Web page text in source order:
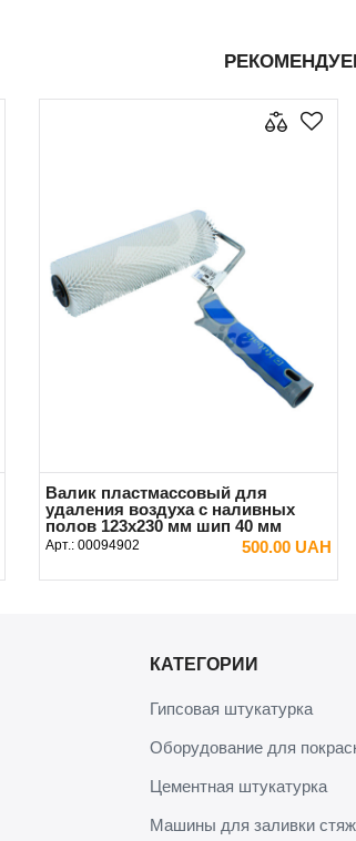
Валик пластмассовый для
удаления воздуха с наливных
полов 123х230 мм шип 40 мм
Kubala
Арт.: 00094902 500.00 UAH
В КОРЗИНУ
КАТЕГОРИИ
Гипсовая штукатурка
Оборудование для
Цементная штукатурка
Машины для заливки